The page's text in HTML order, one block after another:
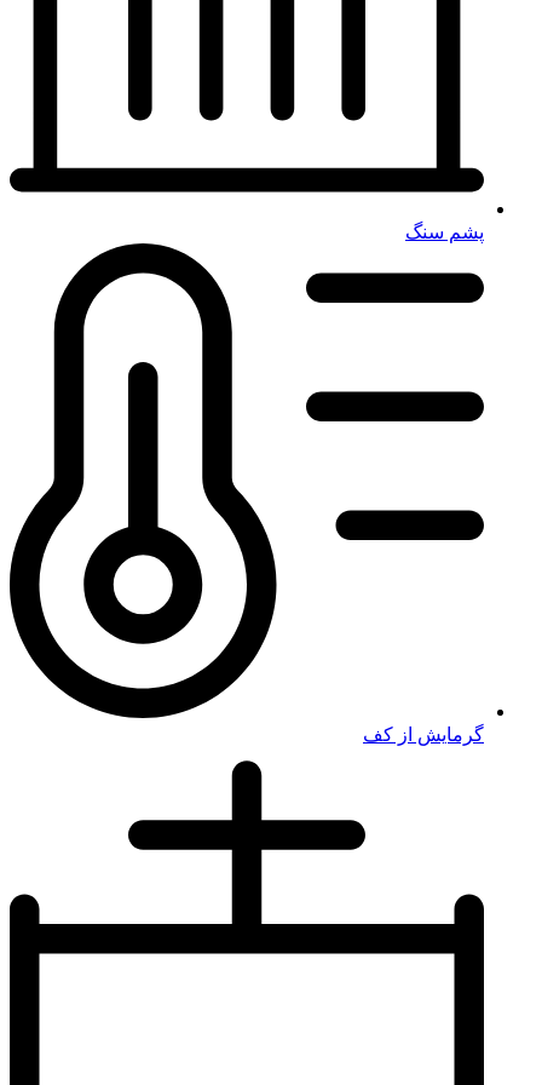
پشم سنگ
گرمایش از کف